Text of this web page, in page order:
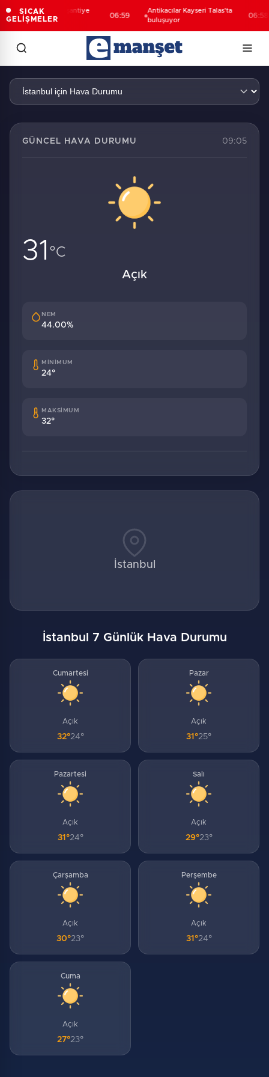
SICAK
GELİŞMELER
Kayseri Melikgazi şantiye
alanına döndü
06:59
Antikacılar Kayseri Talas'ta
buluşuyor
06:58
İstanbul Hava Durumu
GÜNCEL HAVA DURUMU 09:05
31 °C
Açık
NEM
44.00%
MİNİMUM
24°
MAKSİMUM
32°
İstanbul
İstanbul 7 Günlük Hava Durumu
Cumartesi
Açık
32°24°
Pazar
Açık
31°25°
Pazartesi
Açık
31°24°
Salı
Açık
29°23°
Çarşamba
Açık
30°23°
Perşembe
Açık
31°24°
Cuma
Açık
27°23°